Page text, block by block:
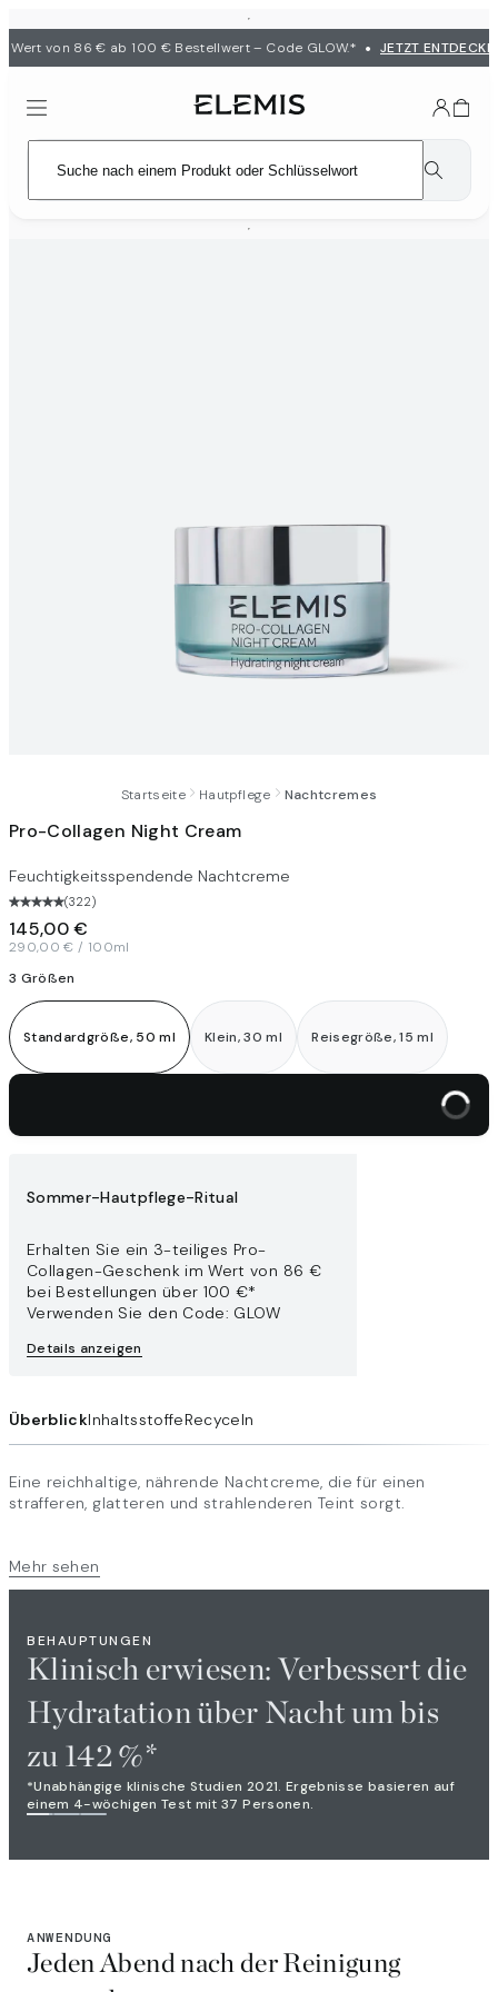
von 86 € ab 100 € Bestellwert – Code GLOW.* • JETZT ENTDECKEN
Startseite Hautpflege Nachtcremes
Pro-Collagen Night Cream
Feuchtigkeitsspendende Nachtcreme
(322)
145,00 €
290,00 € / 100ml
3 Größen
Standardgröße, 50 ml Klein, 30 ml Reisegröße, 15 ml
Sommer-Hautpflege-Ritual
Erhalten Sie ein 3-teiliges Pro-
Collagen-Geschenk im Wert von 86 €
bei Bestellungen über 100 €*
Verwenden Sie den Code: GLOW
Details anzeigen
ÜberblickInhaltsstoffeRecyceln
Eine reichhaltige, nährende Nachtcreme, die für einen
strafferen, glatteren und strahlenderen Teint sorgt.
Mehr sehen
BEHAUPTUNGEN
Klinisch erwiesen: Verbessert die
Hydratation über Nacht um bis
zu 142 %*
*Unabhängige klinische Studien 2021. Ergebnisse basieren auf
einem 4-wöchigen Test mit 37 Personen.
ANWENDUNG
Jeden Abend nach der Reinigung